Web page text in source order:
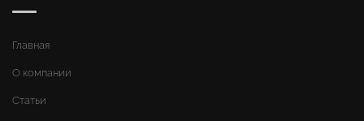
Главная
О компании
Статьи